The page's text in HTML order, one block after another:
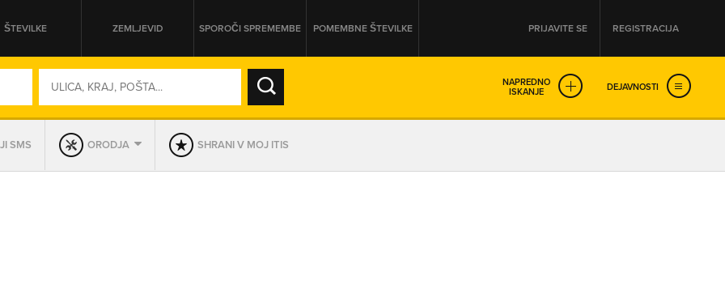
ŠTEVILKE ZEMLJEVID SPOROČI SPREMEMBE POMEMBNE ŠTEVILKE PRIJAVITE SE REGISTRACIJA
NAPREDNO
ISKANJE DEJAVNOSTI
SO ODPRTA V
SMS ORODJA SHRANI V MOJ ITIS